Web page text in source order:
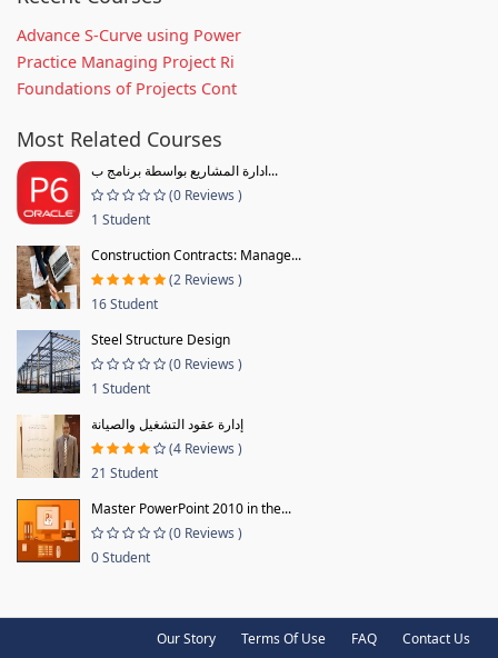
Advance S-Curve using Power
Practice Managing Project Ri
Foundations of Projects Cont
Most Related Courses
ادارة المشاريع بواسطة برنامج ب...
(0 Reviews )
1 Student
Construction Contracts: Manage...
(2 Reviews )
16 Student
Steel Structure Design
(0 Reviews )
1 Student
إدارة عقود التشغيل والصيانة
(4 Reviews )
21 Student
Master PowerPoint 2010 in the...
(0 Reviews )
0 Student
Our Story Terms Of Use FAQ Contact Us